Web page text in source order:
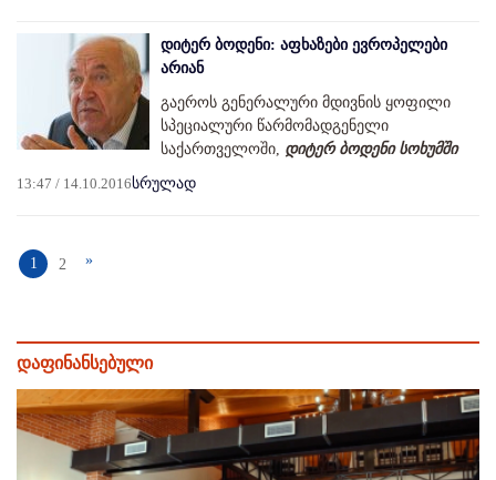
დიტერ ბოდენი: აფხაზები ევროპელები
არიან
გაეროს გენერალური მდივნის ყოფილი
სპეციალური წარმომადგენელი
საქართველოში, დიტერ ბოდენი სოხუმში
13:47 / 14.10.2016სრულად
1 2 »
დაფინანსებული